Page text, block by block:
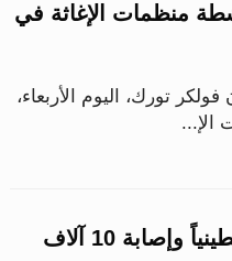
منظمات الإغاثة في
تورك، اليوم الأربعاء،
الإ...
خلال عام 2025.. استشهاد 7488 طالباً فلسطينياً وإصابة 10 آلاف